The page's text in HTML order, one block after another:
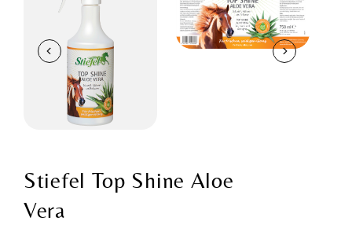
Stiefel Top Shine Aloe
Vera